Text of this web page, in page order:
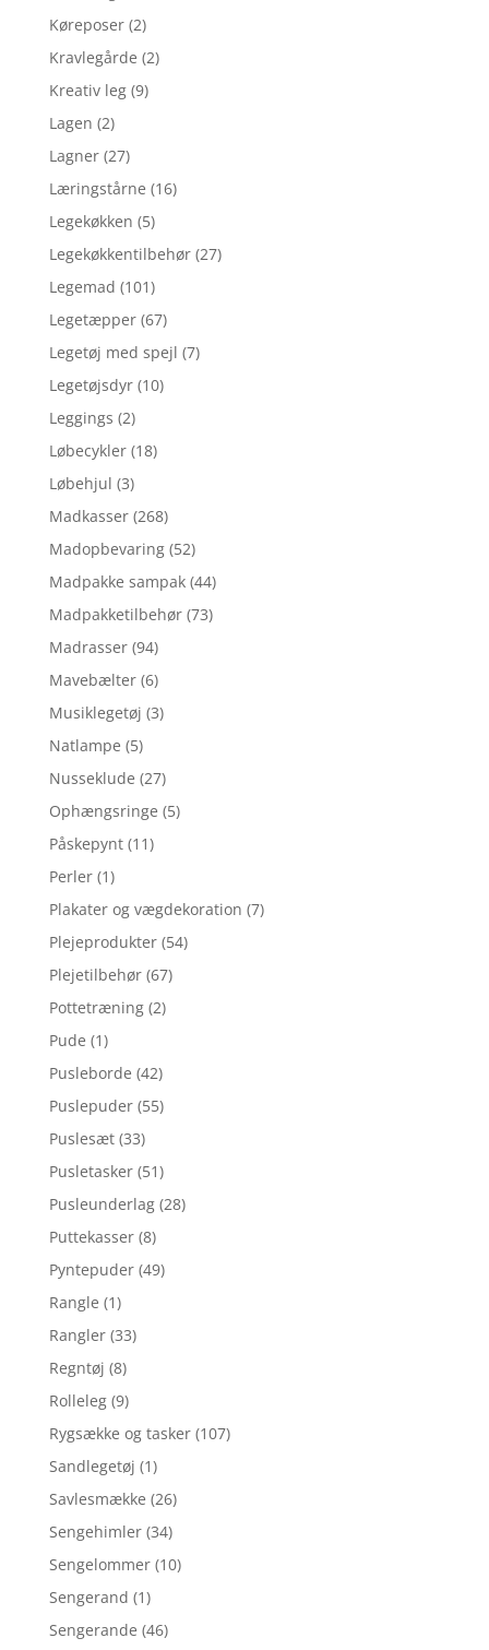
Køreposer (2)
Kravlegårde (2)
Kreativ leg (9)
Lagen (2)
Lagner (27)
Læringstårne (16)
Legekøkken (5)
Legekøkkentilbehør (27)
Legemad (101)
Legetæpper (67)
Legetøj med spejl (7)
Legetøjsdyr (10)
Leggings (2)
Løbecykler (18)
Løbehjul (3)
Madkasser (268)
Madopbevaring (52)
Madpakke sampak (44)
Madpakketilbehør (73)
Madrasser (94)
Mavebælter (6)
Musiklegetøj (3)
Natlampe (5)
Nusseklude (27)
Ophængsringe (5)
Påskepynt (11)
Perler (1)
Plakater og vægdekoration (7)
Plejeprodukter (54)
Plejetilbehør (67)
Pottetræning (2)
Pude (1)
Pusleborde (42)
Puslepuder (55)
Puslesæt (33)
Pusletasker (51)
Pusleunderlag (28)
Puttekasser (8)
Pyntepuder (49)
Rangle (1)
Rangler (33)
Regntøj (8)
Rolleleg (9)
Rygsække og tasker (107)
Sandlegetøj (1)
Savlesmække (26)
Sengehimler (34)
Sengelommer (10)
Sengerand (1)
Sengerande (46)